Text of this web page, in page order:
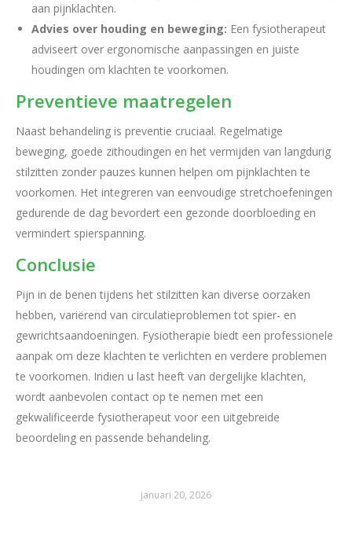
aan pijnklachten.
Advies over houding en beweging: Een fysiotherapeut
adviseert over ergonomische aanpassingen en juiste
houdingen om klachten te voorkomen.
Preventieve maatregelen
Naast behandeling is preventie cruciaal. Regelmatige
beweging, goede zithoudingen en het vermijden van langdurig
stilzitten zonder pauzes kunnen helpen om pijnklachten te
voorkomen. Het integreren van eenvoudige stretchoefeningen
gedurende de dag bevordert een gezonde doorbloeding en
vermindert spierspanning.
Conclusie
Pijn in de benen tijdens het stilzitten kan diverse oorzaken
hebben, variërend van circulatieproblemen tot spier- en
gewrichtsaandoeningen. Fysiotherapie biedt een professionele
aanpak om deze klachten te verlichten en verdere problemen
te voorkomen. Indien u last heeft van dergelijke klachten,
wordt aanbevolen contact op te nemen met een
gekwalificeerde fysiotherapeut voor een uitgebreide
beoordeling en passende behandeling.
januari 20, 2026